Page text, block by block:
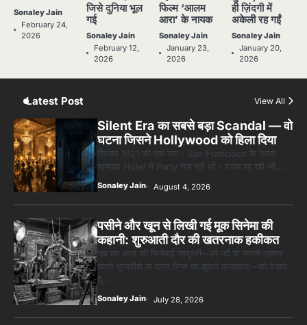
Freedom! (1946) रिव्यू”
Sonaley Jain
5 Horror Films जो आपको रात को अकेले नहीं
Sonaley Jain
February 24,
2026
SUPER STAR
TOP
जिसे दुनिया भूल
गई
Sonaley Jain
February 12,
2026
SUPER STAR
TOP
फिल्म ‘आलम
आरा’ के नायक
Sonaley Jain
January 23,
2026
ही ज़िंदगी में
अकेली रह गईं
Sonaley Jain
January 20,
2026
Latest Post View All
Silent Era का सबसे बड़ा Scandal — वो
घटना जिसने Hollywood को हिला दिया
सितंबर 1921 की एक रात। San Francisco के सबसे
शानदार Hotel में Party चल रही थी। शराब बह रही थी,…
Sonaley Jain August 4, 2026
पसीने और खून से लिखी गई मूक सिनेमा की
कहानी: शुरुआती दौर की खतरनाक हकीकत
जब हम आज की सिनेमाई जादूगरी—हरे पर्दे के सामने एक्शन
करते सुपरहीरो या वायर रिग्स पर झूलते कलाकार—को देखते
हैं,…
Sonaley Jain July 28, 2026